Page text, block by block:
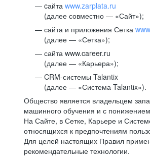
cайта www.zarplata.ru
(далее совместно — «Сайт»);
сайта и приложения Сетка
(далее — «Сетка»);
сайта www.career.ru
(далее — «Карьера»);
CRM-системы Talantix
(далее — «Система Talantix»).
Общество является владельцем
машинного обучения и с
На Сайте, в Сетке, Карьере и
относящихся к предпочтениям
Для целей настоящих Правил
рекомендательные технологии.